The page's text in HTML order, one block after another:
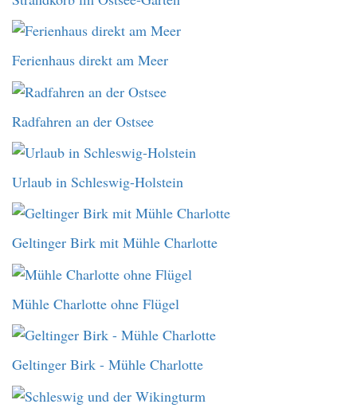
Ferienhaus direkt am Meer
Radfahren an der Ostsee
Urlaub in Schleswig-Holstein
Geltinger Birk mit Mühle Charlotte
Mühle Charlotte ohne Flügel
Geltinger Birk - Mühle Charlotte